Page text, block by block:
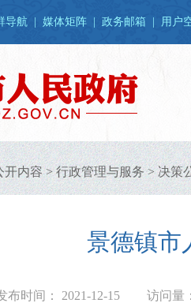
导航 媒体矩阵 政务邮箱 用户
开内容>行政管理与服务>决策
景德镇市
布时间： 2021-12-15 访问量：